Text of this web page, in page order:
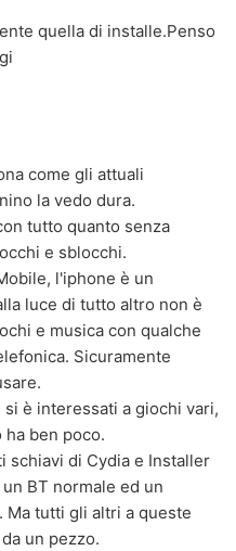
quella di installe.Penso
come gli attuali
la vedo dura.
tutto quanto senza
e sblocchi.
l'iphone è un
luce di tutto altro non è
e musica con qualche
Sicuramente
è interessati a giochi vari,
ben poco.
schiavi di Cydia e Installer
BT normale ed un
Ma tutti gli altri a queste
un pezzo.